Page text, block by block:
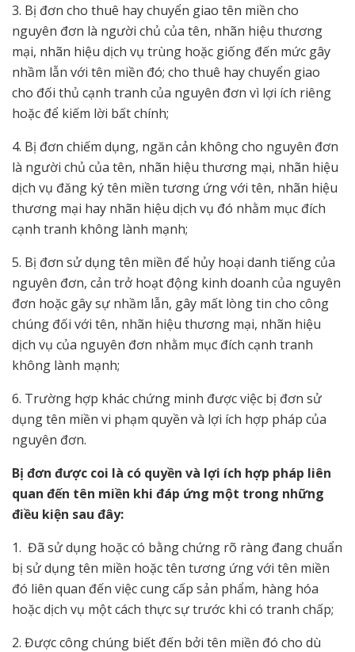
3. Bị đơn cho thuê hay chuyển giao tên miền cho
nguyên đơn là người chủ của tên, nhãn hiệu thương
mại, nhãn hiệu dịch vụ trùng hoặc giống đến mức gây
nhầm lẫn với tên miền đó; cho thuê hay chuyển giao
cho đối thủ cạnh tranh của nguyên đơn vì lợi ích riêng
hoặc để kiếm lời bất chính;
4. Bị đơn chiếm dụng, ngăn cản không cho nguyên đơn
là người chủ của tên, nhãn hiệu thương mại, nhãn hiệu
dịch vụ đăng ký tên miền tương ứng với tên, nhãn hiệu
thương mại hay nhãn hiệu dịch vụ đó nhằm mục đích
cạnh tranh không lành mạnh;
5. Bị đơn sử dụng tên miền để hủy hoại danh tiếng của
nguyên đơn, cản trở hoạt động kinh doanh của nguyên
đơn hoặc gây sự nhầm lẫn, gây mất lòng tin cho công
chúng đối với tên, nhãn hiệu thương mại, nhãn hiệu
dịch vụ của nguyên đơn nhằm mục đích cạnh tranh
không lành mạnh;
6. Trường hợp khác chứng minh được việc bị đơn sử
dụng tên miền vi phạm quyền và lợi ích hợp pháp của
nguyên đơn.
Bị đơn được coi là có quyền và lợi ích hợp pháp liên
quan đến tên miền khi đáp ứng một trong những
điều kiện sau đây:
1. Đã sử dụng hoặc có bằng chứng rõ ràng đang chuẩn
bị sử dụng tên miền hoặc tên tương ứng với tên miền
đó liên quan đến việc cung cấp sản phẩm, hàng hóa
hoặc dịch vụ một cách thực sự trước khi có tranh chấp;
2. Được công chúng biết đến bởi tên miền đó cho dù